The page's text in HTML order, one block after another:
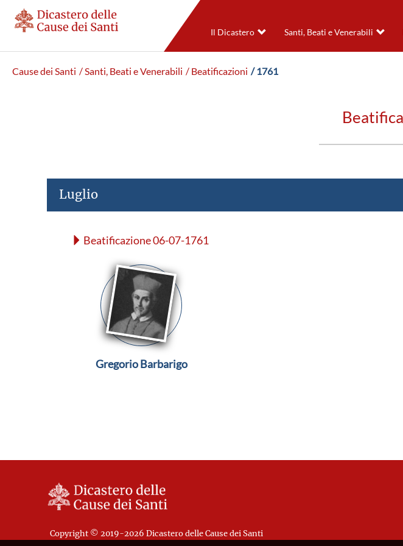
Il Dicastero Santi, Beati e Venerabili
Cause dei Santi / Santi, Beati e Venerabili / Beatificazioni / 1761
Luglio
Beatificazione 06-07-1761
Gregorio Barbarigo
Copyright © 2019-2026 Dicastero delle Cause dei Santi